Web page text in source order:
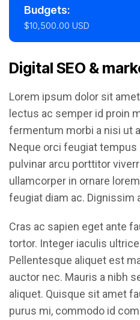
Budgets:
$10,500.00 USD
Digital SEO &
Lorem ipsum dolor sit
lectus ac semper id proin
fermentum morbi a nisi ut
Neque orci feugiat tempus
pulvinar arcu porttitor
ullamcorper in ornare
feugiat diam ac. Dignissim
Cras ac sapien eget ante
tortor. Integer iaculis
Pellentesque aliquet est
auctor nec. Mauris a nibh
aliquet. Quisque sit amet
purus mi, commodo id